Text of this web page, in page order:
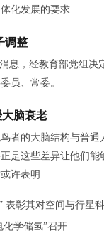
化发展的要求
调整
息，经教育部党组决
员、常委。
脑衰老
者的大脑结构与普通
是这些差异让他们能
许表明
表彰其对空间与行星
化学储氢”召开